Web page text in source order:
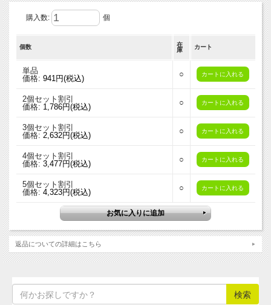
購入数: 個
個数
在
庫
カート
単品
価格: 941円(税込) ○
2個セット割引
価格: 1,786円(税込) ○
3個セット割引
価格: 2,632円(税込) ○
4個セット割引
価格: 3,477円(税込) ○
5個セット割引
価格: 4,323円(税込) ○
返品についての詳細はこちら